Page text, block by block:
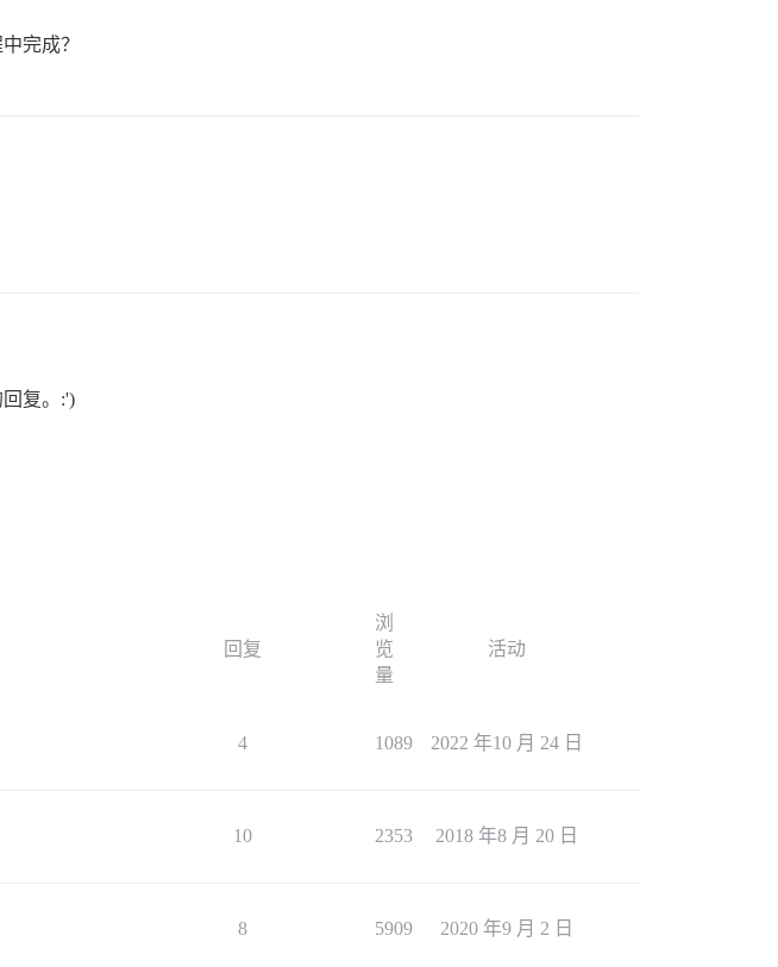
完成？
复。:')
回复
浏
览
量
活动
4 1089 2022 年10 月 24 日
10 2353 2018 年8 月 20 日
8 5909 2020 年9 月 2 日